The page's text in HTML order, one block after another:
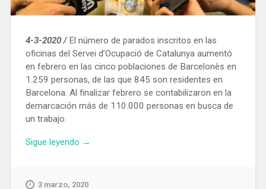
4-3-2020 /El número de parados inscritos en las
oficinas del Servei d’Ocupació de Catalunya aumentó
en febrero en las cinco poblaciones de Barcelonès en
1.259 personas, de las que 845 son residentes en
Barcelona. Al finalizar febrero se contabilizaron en la
demarcación más de 110.000 personas en busca de
un trabajo.
Sigue leyendo «En
barceloneses
→
3 marzo, 2020